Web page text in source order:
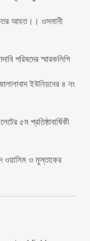
আহত।। ওসমানী
পরিষদের স্মারকলিপি
ইউনিয়নের ৪ নং
৫ম প্রতিষ্ঠাবার্ষিকী
ওয়াসিম ও মুস্তাকের